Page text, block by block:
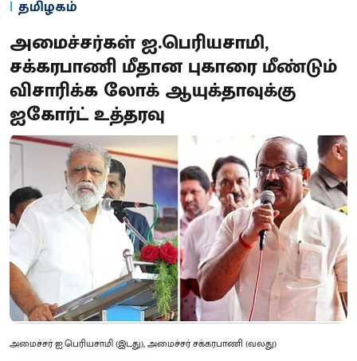
தமிழகம்
அமைச்சர்கள் ஐ.பெரியசாமி,
சக்கரபாணி மீதான புகாரை மீண்டும்
விசாரிக்க லோக் ஆயுக்தாவுக்கு
ஐகோர்ட் உத்தரவு
அமைச்சர் ஐ.பெரியசாமி (இடது), அமைச்சர் சக்கரபாணி (வலது)